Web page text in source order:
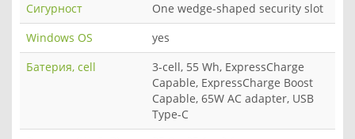
Сигурност
One wedge-shaped security slot
Windows OS
yes
Батерия, cell
3-cell, 55 Wh, ExpressCharge
Capable, ExpressCharge Boost
Capable, 65W AC adapter, USB
Type-C